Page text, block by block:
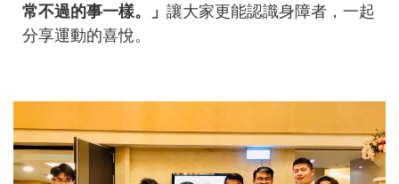
常不過的事一樣。」 讓大家更能認識身障者，一起
分享運動的喜悅。